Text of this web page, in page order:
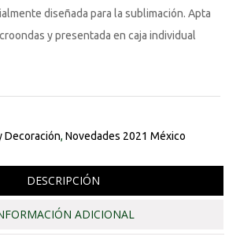
diseñada para la sublimación. Apta
y presentada en caja individual
Decoración, Novedades 2021 México
DESCRIPCIÓN
ADICIONAL